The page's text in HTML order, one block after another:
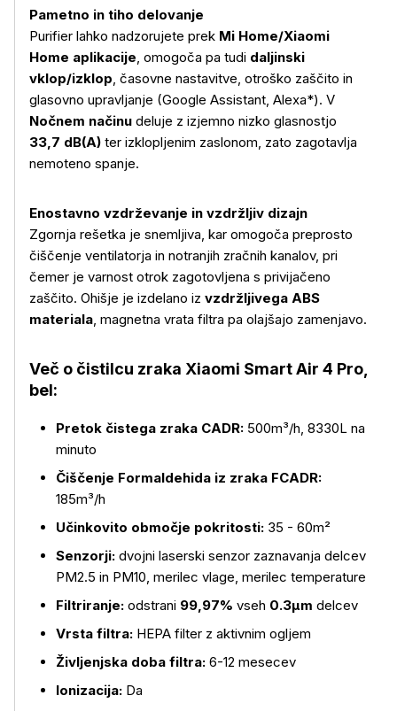
Pametno in tiho delovanje
Purifier lahko nadzorujete prek Mi Home/Xiaomi
Home aplikacije, omogoča pa tudi daljinski
vklop/izklop, časovne nastavitve, otroško zaščito in
glasovno upravljanje (Google Assistant, Alexa*). V
Nočnem načinu deluje z izjemno nizko glasnostjo
33,7 dB(A) ter izklopljenim zaslonom, zato zagotavlja
nemoteno spanje.
Enostavno vzdrževanje in vzdržljiv dizajn
Zgornja rešetka je snemljiva, kar omogoča preprosto
čiščenje ventilatorja in notranjih zračnih kanalov, pri
čemer je varnost otrok zagotovljena s privijačeno
zaščito. Ohišje je izdelano iz vzdržljivega ABS
materiala, magnetna vrata filtra pa olajšajo zamenjavo.
Več o čistilcu zraka Xiaomi Smart Air 4 Pro,
bel:
Pretok čistega zraka CADR: 500m³/h, 8330L na
minuto
Čiščenje Formaldehida iz zraka FCADR:
185m³/h
Učinkovito območje pokritosti: 35 - 60m²
Senzorji: dvojni laserski senzor zaznavanja delcev
PM2.5 in PM10, merilec vlage, merilec temperature
Filtriranje: odstrani 99,97% vseh 0.3μm delcev
Vrsta filtra: HEPA filter z aktivnim ogljem
Življenjska doba filtra: 6-12 mesecev
Ionizacija: Da